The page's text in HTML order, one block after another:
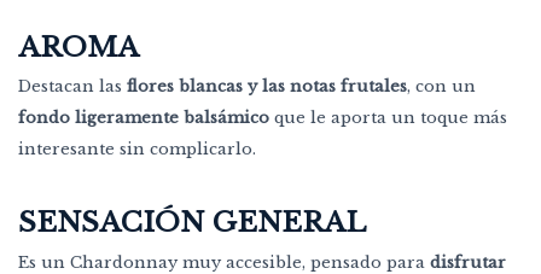
AROMA
Destacan las flores blancas y las notas frutales, con un
fondo ligeramente balsámico que le aporta un toque más
interesante sin complicarlo.
SENSACIÓN GENERAL
Es un Chardonnay muy accesible, pensado para disfrutar